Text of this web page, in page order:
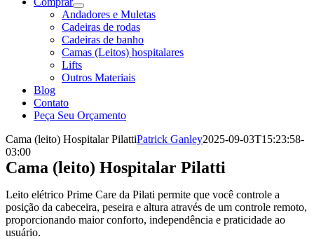
Andadores e Muletas
Cadeiras de rodas
Cadeiras de banho
Camas (Leitos) hospitalares
Lifts
Outros Materiais
Blog
Contato
Peça Seu Orçamento
Cama (leito) Hospitalar PilattiPatrick Ganley2025-09-03T15:23:58-
03:00
Cama (leito) Hospitalar Pilatti
Leito elétrico Prime Care da Pilati permite que você controle a
posição da cabeceira, peseira e altura através de um controle remoto,
proporcionando maior conforto, independência e praticidade ao
usuário.